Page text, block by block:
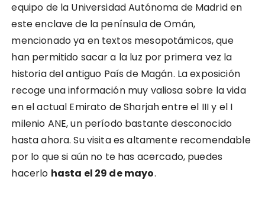
equipo de la Universidad Autónoma de Madrid en
este enclave de la península de Omán,
mencionado ya en textos mesopotámicos, que
han permitido sacar a la luz por primera vez la
historia del antiguo País de Magán. La exposición
recoge una información muy valiosa sobre la vida
en el actual Emirato de Sharjah entre el III y el I
milenio ANE, un período bastante desconocido
hasta ahora. Su visita es altamente recomendable
por lo que si aún no te has acercado, puedes
hacerlo hasta el 29 de mayo.